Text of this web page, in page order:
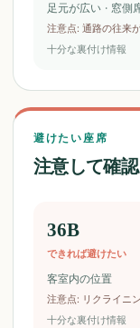
足元が広い · 窓側
注意点: 通路の往来
十分な裏付け情報
避けたい座席
注意して確
36B
できれば避けたい
客室内の位置
注意点: リクライニ
十分な裏付け情報